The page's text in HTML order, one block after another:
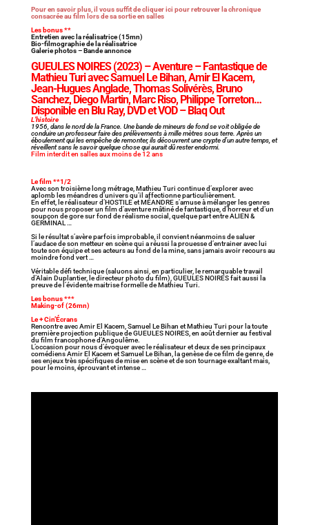
Pour en savoir plus, il vous suffit de cliquer ici pour retrouver la chronique
consacrée au film lors de sa sortie en salles
Les bonus **
Entretien avec la réalisatrice (15mn)
Bio-filmographie de la réalisatrice
Galerie photos – Bande annonce
GUEULES NOIRES(2023) – Aventure – Fantastique de
Mathieu Turi avec Samuel Le Bihan, Amir El Kacem,
Jean-Hugues Anglade, Thomas Solivérès, Bruno
Sanchez, Diego Martin, Marc Riso, Philippe Torreton…
Disponible en Blu Ray, DVD et VOD – Blaq Out
L’histoire
1956, dans le nord de la France. Une bande de mineurs de fond se voit obligée de
conduire un professeur faire des prélèvements à mille mètres sous terre. Après un
éboulement qui les empêche de remonter, ils découvrent une crypte d’un autre temps, et
réveillent sans le savoir quelque chose qui aurait dû rester endormi.
Film interdit en salles aux moins de 12 ans
Le film **1/2
Avec son troisième long métrage, Mathieu Turi continue d’explorer avec
aplomb les méandres d’univers qu’il affectionne particulièrement.
En effet, le réalisateur d’HOSTILE et MÉANDRE s’amuse à mélanger les genres
pour nous proposer un film d’aventure mâtiné de fantastique, d’horreur et d’un
soupçon de gore sur fond de réalisme social, quelque part entre ALIEN &
GERMINAL …
Si le résultat s’avère parfois improbable, il convient néanmoins de saluer
l’audace de son metteur en scène qui a réussi la prouesse d’entrainer avec lui
toute son équipe et ses acteurs au fond de la mine, sans jamais avoir recours au
moindre fond vert …
Véritable défi technique (saluons ainsi, en particulier, le remarquable travail
d’Alain Duplantier, le directeur photo du film), GUEULES NOIRES fait aussi la
preuve de l’évidente maitrise formelle de Mathieu Turi.
Les bonus ***
Making-of (26mn)
Le + Cin’Écrans
Rencontre avec Amir El Kacem, Samuel Le Bihan et Mathieu Turi pour la toute
première projection publique de GUEULES NOIRES, en août dernier au festival
du film francophone d’Angoulême.
L’occasion pour nous d’évoquer avec le réalisateur et deux de ses principaux
comédiens Amir El Kacem et Samuel Le Bihan, la genèse de ce film de genre, de
ses enjeux très spécifiques de mise en scène et de son tournage exaltant mais,
pour le moins, éprouvant et intense …